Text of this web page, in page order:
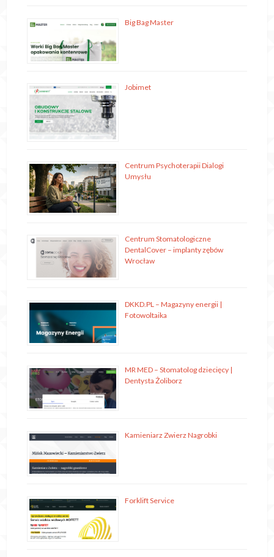
Big Bag Master
Jobimet
Centrum Psychoterapii Dialogi
Umysłu
Centrum Stomatologiczne
DentalCover – implanty zębów
Wrocław
DKKD.PL – Magazyny energii |
Fotowoltaika
MR MED – Stomatolog dziecięcy |
Dentysta Żoliborz
Kamieniarz Zwierz Nagrobki
Forklift Service